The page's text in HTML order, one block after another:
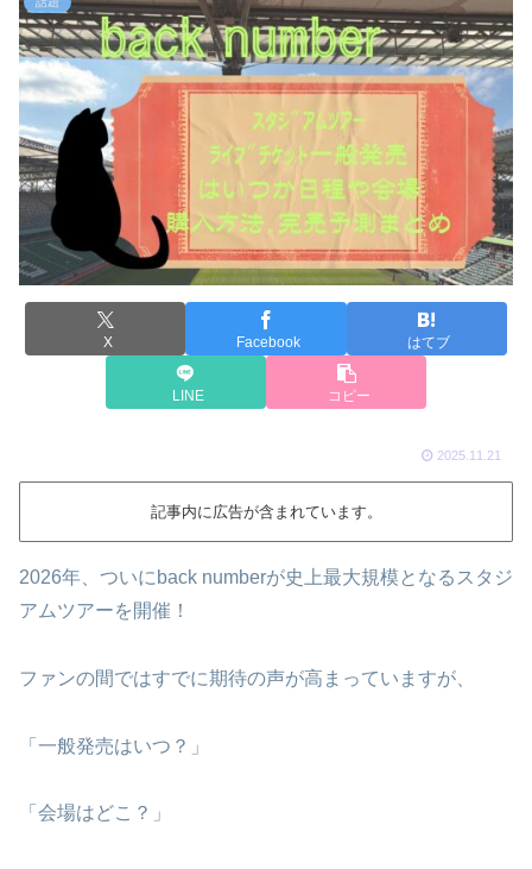
X Facebook はてブ
LINE コピー
2025.11.21
記事内に広告が含まれています。
2026年、ついにback numberが史上最大規模となるスタジ
アムツアーを開催！
ファンの間ではすでに期待の声が高まっていますが、
「一般発売はいつ？」
「会場はどこ？」